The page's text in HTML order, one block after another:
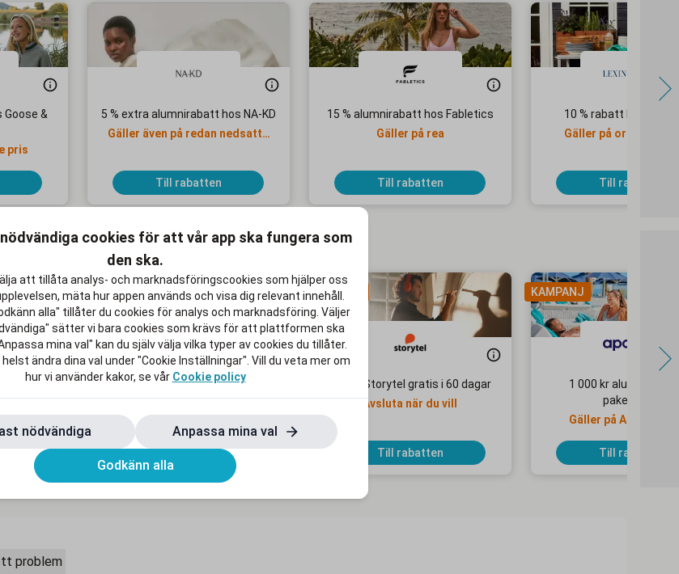
problem
&
pris
5 % extra alumnirabatt hos NA-KD
Gäller även på redan nedsatta
Till rabatten
15 % alumnirabatt hos Fabletics
Gäller på rea
Till rabatten
10 % rabatt hos
Gäller på ordinarie
Till rabatten
kr/mån i
KAMPANJ
Upp till 500 kr rabatt på MacBook
Air och 200 kr på iPad Air
Gäller online och i butik
Till rabatten
KAMPANJ
Testa Storytel gratis i 60 dagar
Avsluta när du vill
Till rabatten
KAMPANJ
1 000 kr
paketresor
Gäller på Apollo
Till rabatten
cookies för att vår app ska fungera som
den ska.
att tillåta analys- och marknadsföringscookies som hjälper oss
mäta hur appen används och visa dig relevant innehåll.
alla" tillåter du cookies för analys och marknadsföring. Väljer
sätter vi bara cookies som krävs för att plattformen ska
mina val" kan du själv välja vilka typer av cookies du tillåter.
ändra dina val under "Cookie Inställningar". Vill du veta mer om
hur vi använder kakor, se vår Cookie policy
nödvändiga Anpassa mina val
Godkänn alla